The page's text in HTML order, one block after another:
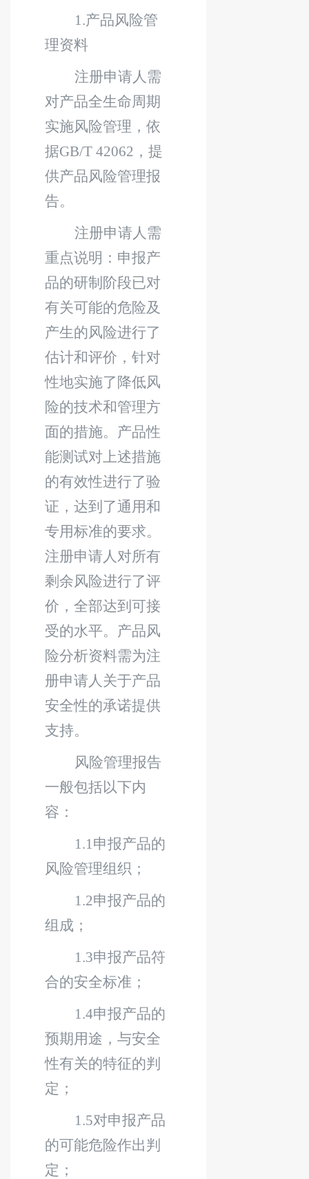
1.产品风险管
理资料
注册申请人需
对产品全生命周期
实施风险管理，依
据GB/T 42062 ， 提
供产品风险管理报
告。
注册申请人需
重点说明：申报产
品的研制阶段已对
有关可能的危险及
产生的风险进行了
估计和评价，针对
性地实施了降低风
险的技术和管理方
面的措施。产品性
能测试对上述措施
的有效性进行了验
证，达到了通用和
专用标准的要求。
注册申请人对所有
剩余风险进行了评
价，全部达到可接
受的水平。产品风
险分析资料需为注
册申请人关于产品
安全性的承诺提供
支持。
风险管理报告
一般包括以下内
容：
1.1申报产品的
风险管理组织；
1.2申报产品的
组成；
1.3申报产品符
合的安全标准；
1.4申报产品的
预期用途，与安全
性有关的特征的判
定；
1.5对申报产品
的可能危险作出判
定；